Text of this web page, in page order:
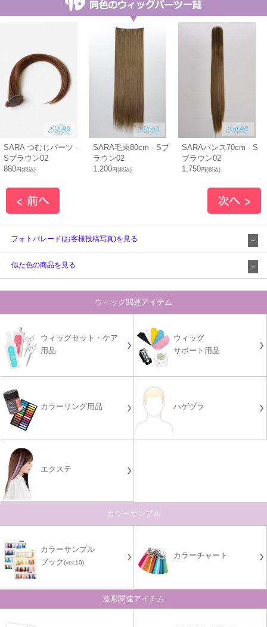
SARA つむじパーツ -
Sブラウン02
880円(税込)
SARA毛束80cm - Sブ
ラウン02
1,200円(税込)
SARAバンス70cm - S
ブラウン02
1,750円(税込)
フォトパレード(お客様投稿写真)を見る
似た色の商品を見る
ウィッグ関連アイテム
ウィッグセット・ケア
用品
ウィッグ
サポート用品
カラーリング用品 ハゲヅラ
エクステ
カラーサンプル
カラーサンプル
ブック(ver.10)
カラーチャート
造形関連アイテム